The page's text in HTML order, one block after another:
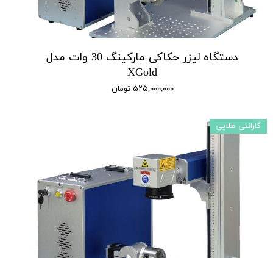
دستگاه لیزر حکاکی مارکینگ 30 وات مدل
XGold
۵۲۵,۰۰۰,۰۰۰ تومان
گارانتی طلایی